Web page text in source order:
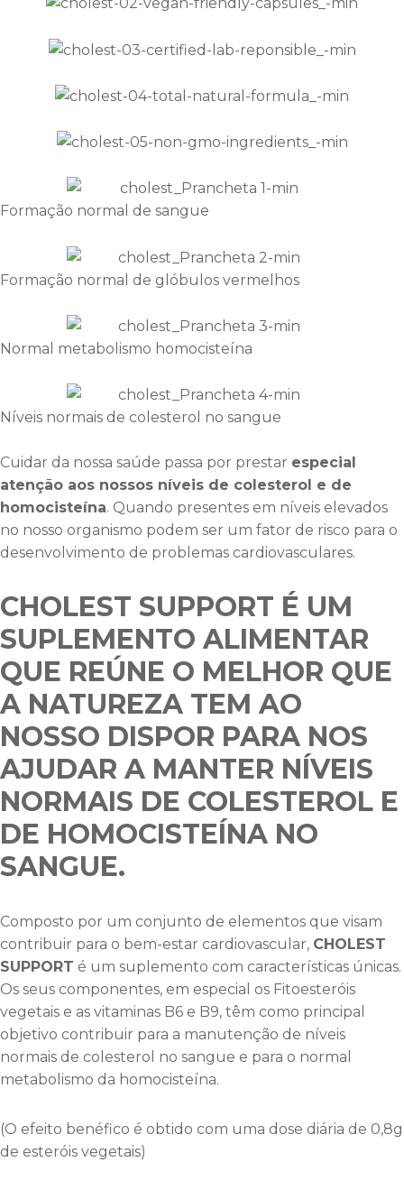
Formação normal de sangue
Formação normal de glóbulos vermelhos
Normal metabolismo homocisteína
Níveis normais de colesterol no sangue
Cuidar da nossa saúde passa por prestar especial
atenção aos nossos níveis de colesterol e de
homocisteína. Quando presentes em níveis elevados
no nosso organismo podem ser um fator de risco para o
desenvolvimento de problemas cardiovasculares.
CHOLEST SUPPORT É UM
SUPLEMENTO ALIMENTAR
QUE REÚNE O MELHOR QUE
A NATUREZA TEM AO
NOSSO DISPOR PARA NOS
AJUDAR A MANTER NÍVEIS
NORMAIS DE COLESTEROL E
DE HOMOCISTEÍNA NO
SANGUE.
Composto por um conjunto de elementos que visam
contribuir para o bem-estar cardiovascular, CHOLEST
SUPPORT é um suplemento com características únicas.
Os seus componentes, em especial os Fitoesteróis
vegetais e as vitaminas B6 e B9, têm como principal
objetivo contribuir para a manutenção de níveis
normais de colesterol no sangue e para o normal
metabolismo da homocisteína.
(O efeito benéfico é obtido com uma dose diária de 0,8g
de esteróis vegetais)